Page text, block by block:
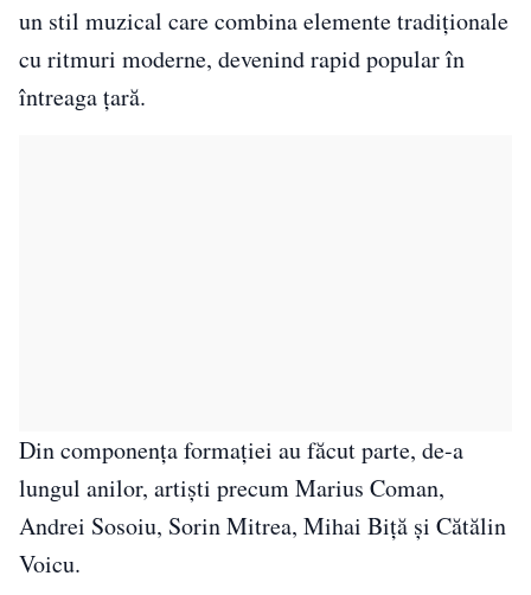
un stil muzical care combina elemente tradiționale
cu ritmuri moderne, devenind rapid popular în
întreaga țară.
Din componența formației au făcut parte, de-a
lungul anilor, artiști precum Marius Coman,
Andrei Sosoiu, Sorin Mitrea, Mihai Biță și Cătălin
Voicu.